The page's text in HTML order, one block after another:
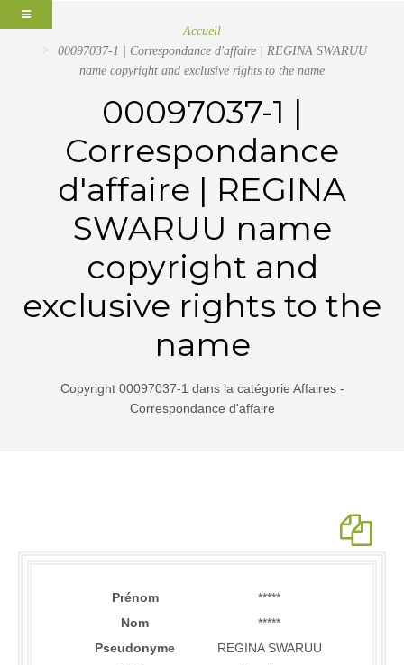
Accueil
00097037-1 | Correspondance d'affaire | REGINA SWARUU
name copyright and exclusive rights to the name
00097037-1 |
Correspondance
d'affaire | REGINA
SWARUU name
copyright and
exclusive rights to the
name
Copyright 00097037-1 dans la catégorie Affaires -
Correspondance d'affaire
Prénom
*****
Nom
*****
Pseudonyme
REGINA SWARUU